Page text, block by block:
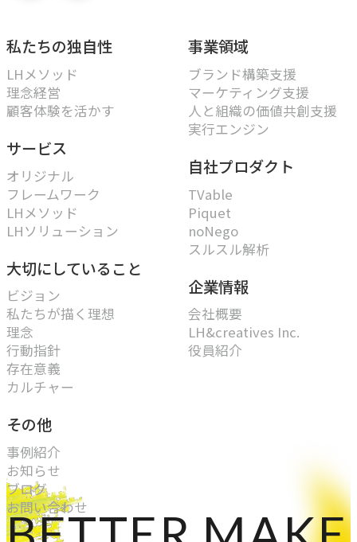
LH&creatives Inc.
グループ会社（海外拠点）の紹介
CASE
事例紹介
NEWS
お知らせ
ブログ
CONTACT
お問い合わせ
私たちの独自性
LHメソッド
理念経営
顧客体験を活かす
サービス
オリジナル
フレームワーク
LHメソッド
LHソリューション
大切にしていること
ビジョン
私たちが描く理想
理念
行動指針
存在意義
カルチャー
その他
事例紹介
お知らせ
ブログ
お問い合わせ
事業領域
ブランド構築支援
マーケティング支援
人と組織の価値共創支援
実行エンジン
自社プロダクト
TVable
Piquet
noNego
スルスル解析
企業情報
会社概要
LH&creatives Inc.
役員紹介